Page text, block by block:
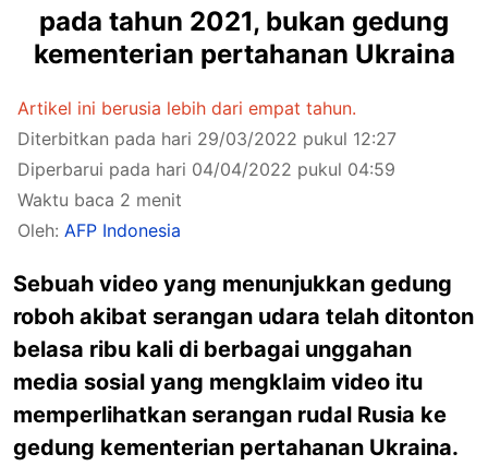
pada tahun 2021, bukan gedung
kementerian pertahanan Ukraina
Artikel ini berusia lebih dari empat tahun.
Diterbitkan pada hari 29/03/2022 pukul 12:27
Diperbarui pada hari 04/04/2022 pukul 04:59
Waktu baca 2 menit
Oleh: AFP Indonesia
Sebuah video yang menunjukkan gedung
roboh akibat serangan udara telah ditonton
belasa ribu kali di berbagai unggahan
media sosial yang mengklaim video itu
memperlihatkan serangan rudal Rusia ke
gedung kementerian pertahanan Ukraina.